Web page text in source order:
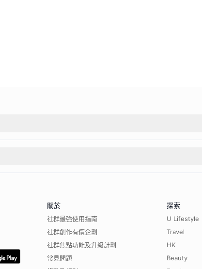
關於
社群最強使用指南
社群創作有價企劃
社群焦點功能及升級計劃
常見問題
探索
U Lifestyle
Travel
HK
Beauty